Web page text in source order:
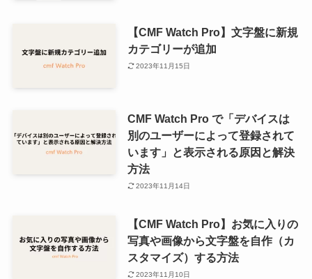
【CMF Watch Pro】文字盤に新規
カテゴリーが追加
2023年11月15日
CMF Watch Pro で「デバイスは
別のユーザーによって登録されて
います」と表示される原因と解決
方法
2023年11月14日
【CMF Watch Pro】お気に入りの
写真や画像から文字盤を自作（カ
スタマイズ）する方法
2023年11月10日